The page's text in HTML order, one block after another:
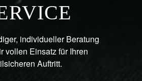
individueller Beratung
vollen Einsatz für Ihren
Auftritt.